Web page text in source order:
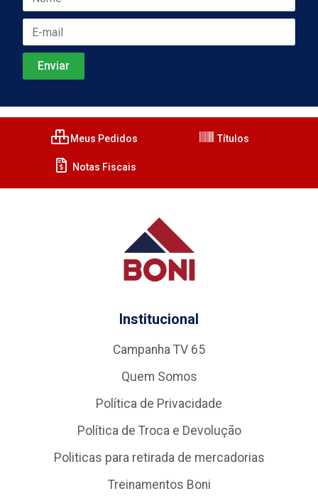
Meus Pedidos Títulos
Notas Fiscais
Institucional
Campanha TV 65
Quem Somos
Política de Privacidade
Política de Troca e Devolução
Politicas para retirada de mercadorias
Treinamentos Boni